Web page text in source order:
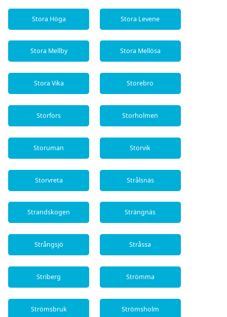
Stora Höga Stora Levene
Stora Mellby Stora Mellösa
Stora Vika Storebro
Storfors Storholmen
Storuman Storvik
Storvreta Strålsnäs
Strandskogen Strängnäs
Strångsjö Stråssa
Striberg Strömma
Strömsbruk Strömsholm